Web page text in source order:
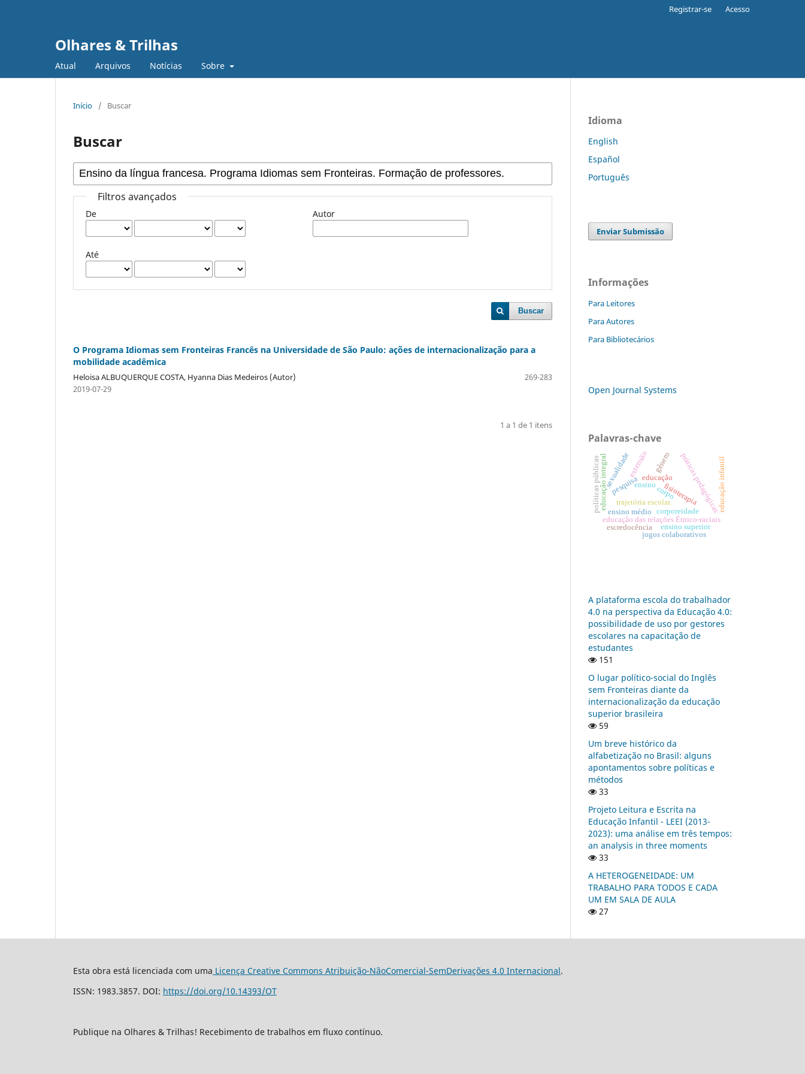
Olhares & Trilhas
Atual Arquivos Notícias Sobre
Registrar-se Acesso
Início / Buscar
Buscar
Filtros avançados
De
Até
Autor
Buscar
O Programa Idiomas sem Fronteiras Francês na Universidade de São Paulo: ações de internacionalização para a
mobilidade acadêmica
Heloisa ALBUQUERQUE COSTA, Hyanna Dias Medeiros (Autor)
269-283
2019-07-29
1 a 1 de 1 itens
Idioma
English
Español
Português
Enviar Submissão
Informações
Para Leitores
Para Autores
Para Bibliotecários
Open Journal Systems
Palavras-chave
educação
corpo
ensino
pesquisa
extensão práticas pedagógicas
educação das relações Étnico-raciais
educação infantil
educação integral
políticas públicas trajetória escolar.
ensino superior
fisioterapia
gênero
sexualidade
corporeidade
jogos colaborativos
escredocência
ensino médio
A plataforma escola do trabalhador
4.0 na perspectiva da Educação 4.0:
possibilidade de uso por gestores
escolares na capacitação de
estudantes
151
O lugar político-social do Inglês
sem Fronteiras diante da
internacionalização da educação
superior brasileira
59
Um breve histórico da
alfabetização no Brasil: alguns
apontamentos sobre políticas e
métodos
33
Projeto Leitura e Escrita na
Educação Infantil - LEEI (2013-
2023): uma análise em três tempos:
an analysis in three moments
33
A HETEROGENEIDADE: UM
TRABALHO PARA TODOS E CADA
UM EM SALA DE AULA
27
Esta obra está licenciada com uma Licença Creative Commons Atribuição-NãoComercial-SemDerivações 4.0 Internacional.
ISSN: 1983.3857. DOI: https://doi.org/10.14393/OT
Publique na Olhares & Trilhas! Recebimento de trabalhos em fluxo contínuo.